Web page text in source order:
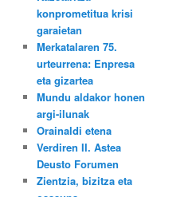
konprometitua krisi
garaietan
Merkatalaren 75.
urteurrena: Enpresa
eta gizartea
Mundu aldakor honen
argi-ilunak
Orainaldi etena
Verdiren II. Astea
Deusto Forumen
Zientzia, bizitza eta